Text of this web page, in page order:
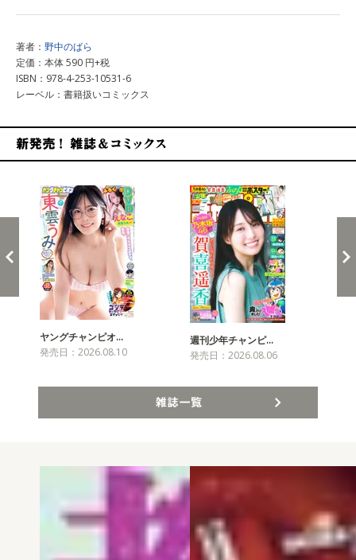
著者： 野中のばら
定価：本体 590 円+税
ISBN：978-4-253-10531-6
レーベル：書籍扱いコミックス
ヤングチャンピオ…
発売日：2026.08.10
週刊少年チャンピ…
発売日：2026.08.06